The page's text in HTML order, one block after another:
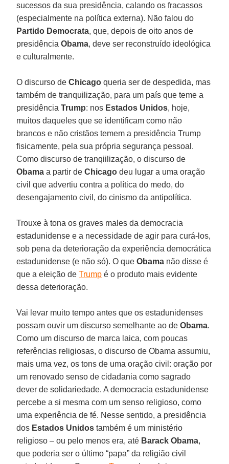
sucessos da sua presidência, calando os fracassos
(especialmente na política externa). Não falou do
Partido Democrata, que, depois de oito anos de
presidênciaObama, deve ser reconstruído ideológica
e culturalmente.
O discurso deChicago queria ser de despedida, mas
também de tranquilização, para um país que teme a
presidênciaTrump: nos Estados Unidos, hoje,
muitos daqueles que se identificam como não
brancos e não cristãos temem a presidência Trump
fisicamente, pela sua própria segurança pessoal.
Como discurso de tranqiilização, o discurso de
Obama a partir deChicago deu lugar a uma oração
civil que advertiu contra a política do medo, do
desengajamento civil, do cinismo da antipolítica.
Trouxe à tona os graves males da democracia
estadunidense e a necessidade de agir para curá-los,
sob pena da deterioração da experiência democrática
estadunidense (e não só). O queObama não disse é
que a eleição deTrump é o produto mais evidente
dessa deterioração.
Vai levar muito tempo antes que os estadunidenses
possam ouvir um discurso semelhante ao deObama.
Como um discurso de marca laica, com poucas
referências religiosas, o discurso de Obama assumiu,
mais uma vez, os tons de uma oração civil: oração por
um renovado senso de cidadania como sagrado
dever de solidariedade. A democracia estadunidense
percebe a si mesma com um senso religioso, como
uma experiência de fé. Nesse sentido, a presidência
dos Estados Unidos também é um ministério
religioso – ou pelo menos era, até Barack Obama,
que poderia ser o último “papa” da religião civil